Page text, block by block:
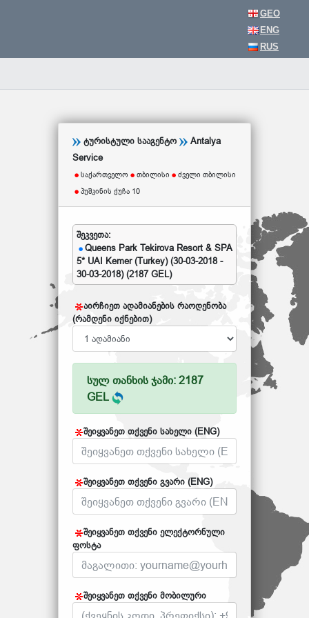
GEO
ENG
RUS
ტურისტული სააგენტო
Antalya
Service
საქართველო თბილისი
ძველი თბილისი
პუშკინის ქუჩა 10
შეკვეთა:
Queens Park Tekirova Resort & SPA
5* UAI Kemer (Turkey) (30-03-2018 -
30-03-2018) (2187 GEL)
აირჩიეთ ადამიანების რაოდენობა
(რამდენი იქნებით)
სულ თანხის ჯამი: 2187
GEL
შეიყვანეთ თქვენი სახელი (ENG)
შეიყვანეთ თქვენი გვარი (ENG)
შეიყვანეთ თქვენი ელექტორნული
ფოსტა
შეიყვანეთ თქვენი მობილური